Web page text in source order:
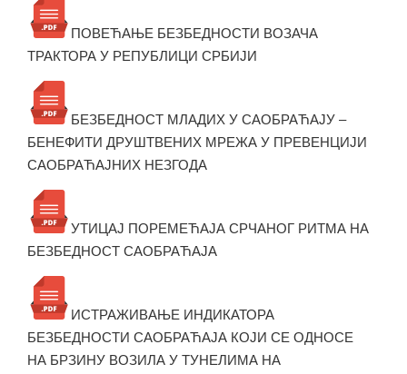
ПОВЕЋАЊЕ БЕЗБЕДНОСТИ ВОЗАЧА
ТРАКТОРА У РЕПУБЛИЦИ СРБИЈИ
БЕЗБЕДНОСТ МЛАДИХ У САОБРАЋАЈУ –
БЕНЕФИТИ ДРУШТВЕНИХ МРЕЖА У ПРЕВЕНЦИЈИ
САОБРАЋАЈНИХ НЕЗГОДА
УТИЦАЈ ПОРЕМЕЋАЈА СРЧАНОГ РИТМА НА
БЕЗБЕДНОСТ САОБРАЋАЈА
ИСТРАЖИВАЊЕ ИНДИКАТОРА
БЕЗБЕДНОСТИ САОБРАЋАЈА КОЈИ СЕ ОДНОСЕ
НА БРЗИНУ ВОЗИЛА У ТУНЕЛИМА НА